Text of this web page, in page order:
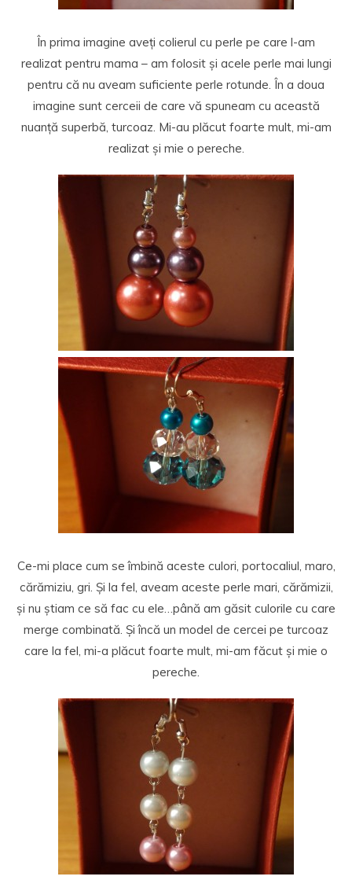
În prima imagine aveți colierul cu perle pe care l-am
realizat pentru mama – am folosit și acele perle mai lungi
pentru că nu aveam suficiente perle rotunde. În a doua
imagine sunt cerceii de care vă spuneam cu această
nuanță superbă, turcoaz. Mi-au plăcut foarte mult, mi-am
realizat și mie o pereche.
Ce-mi place cum se îmbină aceste culori, portocaliul, maro,
cărămiziu, gri. Și la fel, aveam aceste perle mari, cărămizii,
și nu știam ce să fac cu ele…până am găsit culorile cu care
merge combinată. Și încă un model de cercei pe turcoaz
care la fel, mi-a plăcut foarte mult, mi-am făcut și mie o
pereche.